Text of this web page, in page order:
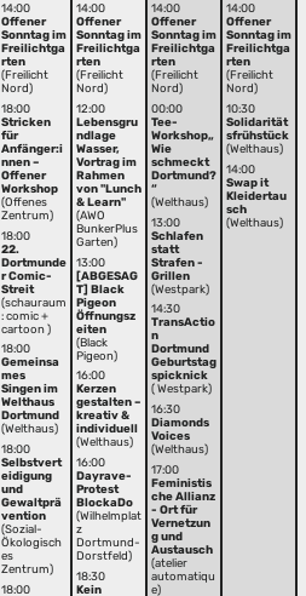
14:00
Offener
Sonntag im
Freilichtga
rten
(Freilicht
Nord)
18:00
Stricken
für
Anfänger:i
nnen –
Offener
Workshop
(Offenes
Zentrum)
18:00
22.
Dortmunde
r Comic-
Streit
(schauraum
: comic +
cartoon )
18:00
Gemeinsa
mes
Singen im
Welthaus
Dortmund
(Welthaus)
18:00
Selbstvert
eidigung
und
Gewaltprä
vention
(Sozial-
Ökologisch
es
Zentrum)
18:00
14:00
Offener
Sonntag im
Freilichtga
rten
(Freilicht
Nord)
12:00
Lebensgru
ndlage
Wasser,
Vortrag im
Rahmen
von "Lunch
& Learn"
(AWO
BunkerPlus
Garten)
13:00
[ABGESAG
T] Black
Pigeon
Öffnungsz
eiten
(Black
Pigeon)
16:00
Kerzen
gestalten –
kreativ &
individuell
(Welthaus)
16:00
Dayrave-
Protest
BlockaDo
(Wilhelmplat
z
Dortmund-
Dorstfeld)
18:30
Kein
14:00
Offener
Sonntag im
Freilichtga
rten
(Freilicht
Nord)
00:00
Tee-
Workshop„
Wie
schmeckt
Dortmund?
“
(Welthaus)
13:00
Schlafen
statt
Strafen -
Grillen
(Westpark)
14:30
TransActio
n
Dortmund
Geburtstag
spicknick
( Westpark)
16:30
Diamonds
Voices
(Welthaus)
17:00
Feministis
che Allianz
- Ort für
Vernetzun
g und
Austausch
(atelier
automatiqu
e)
14:00
Offener
Sonntag im
Freilichtga
rten
(Freilicht
Nord)
10:30
Solidarität
sfrühstück
(Welthaus)
14:00
Swap it
Kleidertau
sch
(Welthaus)